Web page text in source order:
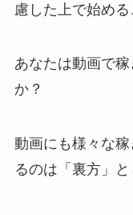
慮した上で始める
あなたは動画で
か？
動画にも様々な
るのは「裏方」と